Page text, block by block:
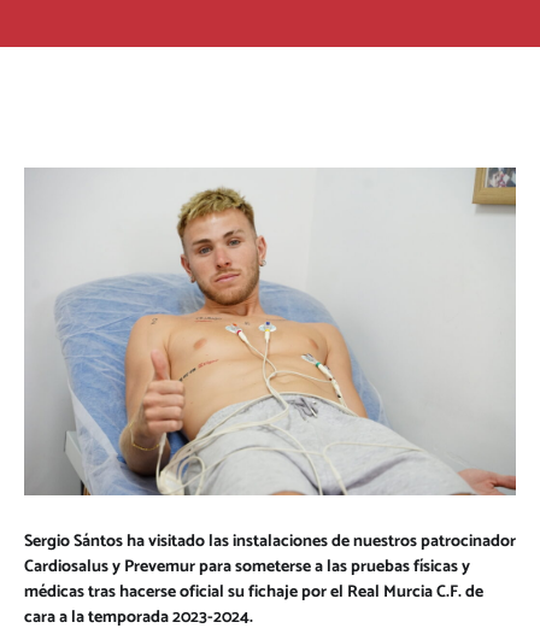
Sergio Sántos ha visitado las instalaciones de nuestros patrocinador
Cardiosalus y Prevemur para someterse a las pruebas físicas y
médicas tras hacerse oficial su fichaje por el Real Murcia C.F. de
cara a la temporada 2023-2024.